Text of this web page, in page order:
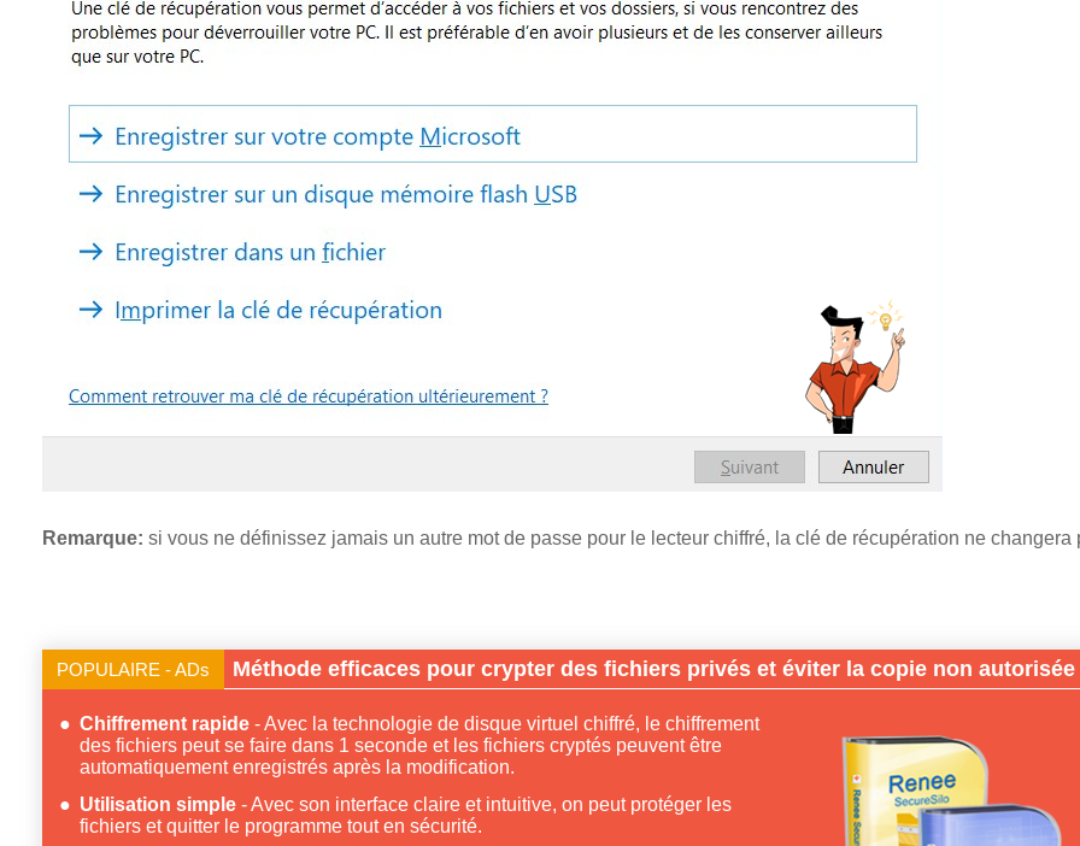
Remarque: si vous ne définissez jamais un autre mot de passe pour le lecteur chiffré, la clé de récupération ne changera
POPULAIRE - ADs Méthode efficaces pour crypter des fichiers privés et éviter la copie non autorisée
Chiffrement rapide
Avec la technologie de disque virtuel chiffré, le chiffrement
des fichiers peut se faire dans 1 seconde et les fichiers cryptés peuvent être
automatiquement enregistrés après la modification.
Utilisation simple
Avec son interface claire et intuitive, on peut protéger les
fichiers et quitter le programme tout en sécurité.